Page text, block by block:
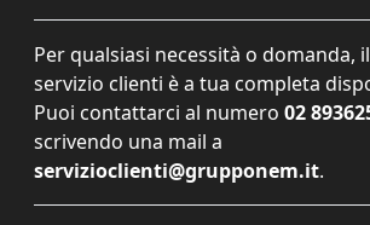
Per qualsiasi necessità o domanda,
servizio clienti è a tua completa
Puoi contattarci al numero 02
scrivendo una mail a
servizioclienti@grupponem.it.